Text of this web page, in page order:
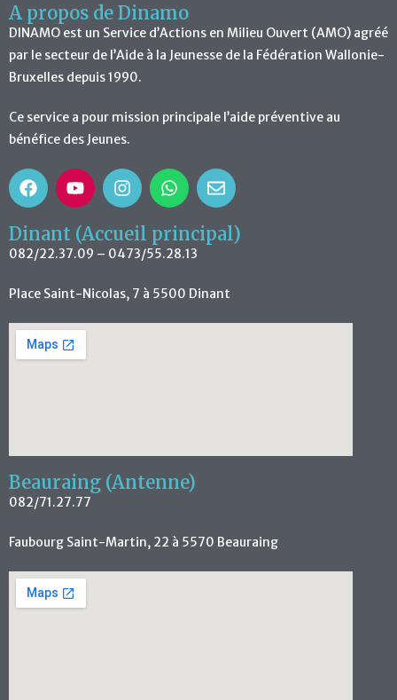
A propos de Dinamo
DINAMO est un Service d’Actions en Milieu Ouvert (AMO) agréé
par le secteur de l’Aide à la Jeunesse de la Fédération Wallonie-
Bruxelles depuis 1990.
Ce service a pour mission principale l’aide préventive au
bénéfice des Jeunes.
Dinant (Accueil principal)
082/22.37.09 – 0473/55.28.13
Place Saint-Nicolas, 7 à 5500 Dinant
Beauraing (Antenne)
082/71.27.77
Faubourg Saint-Martin, 22 à 5570 Beauraing